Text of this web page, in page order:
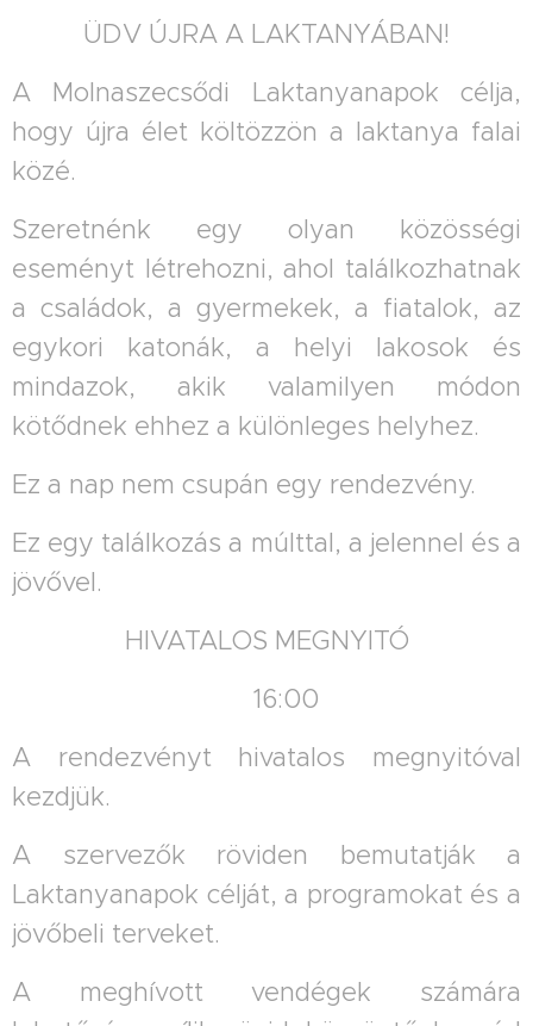
ÜDV ÚJRA A LAKTANYÁBAN!
A Molnaszecsődi Laktanyanapok célja,
hogy újra élet költözzön a laktanya falai
közé.
Szeretnénk egy olyan közösségi
eseményt létrehozni, ahol találkozhatnak
a családok, a gyermekek, a fiatalok, az
egykori katonák, a helyi lakosok és
mindazok, akik valamilyen módon
kötődnek ehhez a különleges helyhez.
Ez a nap nem csupán egy rendezvény.
Ez egy találkozás a múlttal, a jelennel és a
jövővel.
HIVATALOS MEGNYITÓ
🕓 16:00
A rendezvényt hivatalos megnyitóval
kezdjük.
A szervezők röviden bemutatják a
Laktanyanapok célját, a programokat és a
jövőbeli terveket.
A meghívott vendégek számára